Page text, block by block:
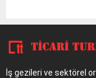
İş gezileri ve sektörel